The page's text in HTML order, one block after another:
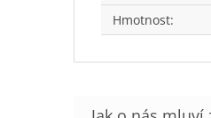
Hmotnost: